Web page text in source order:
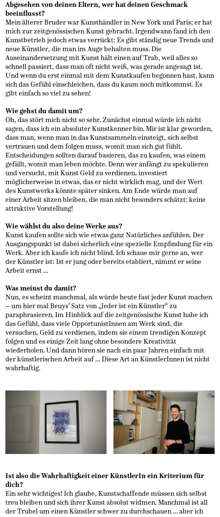
Abgesehen von deinen Eltern, wer hat deinen Geschmack
beeinflusst?
Mein älterer Bruder war Kunsthändler in New York und Paris; er hat
mich zur zeitgenössischen Kunst gebracht. Irgendwann fand ich den
Kunstbetrieb jedoch etwas verrückt: Es gibt ständig neue Trends und
neue Künstler, die man im Auge behalten muss. Die
Auseinandersetzung mit Kunst hält einen auf Trab, weil alles so
schnell passiert, dass man oft nicht weiß, was gerade angesagt ist.
Und wenn du erst einmal mit dem Kunstkaufen begonnen hast, kann
sich das Gefühl einschleichen, dass du kaum noch mitkommst. Es
gibt einfach so viel zu sehen!
Wie gehst du damit um?
Oh, das stört mich nicht so sehr. Zunächst einmal würde ich nicht
sagen, dass ich ein absoluter Kunstkenner bin. Mir ist klar geworden,
dass man, wenn man in das Kunstsammeln einsteigt, sich selbst
vertrauen und dem folgen muss, womit man sich gut fühlt.
Entscheidungen sollten darauf basieren, das zu kaufen, was einem
gefällt, womit man leben möchte. Denn wer anfängt zu spekulieren
und versucht, mit Kunst Geld zu verdienen, investiert
möglicherweise in etwas, das er nicht wirklich mag, und der Wert
des Kunstwerks könnte später sinken. Am Ende würde man auf
einer Arbeit sitzen bleiben, die man nicht besonders schätzt: keine
attraktive Vorstellung!
Wie wählst du also deine Werke aus?
Kunst kaufen sollte sich wie etwas ganz Natürliches anfühlen. Der
Ausgangspunkt ist dabei sicherlich eine spezielle Empfindung für ein
Werk. Aber ich kaufe ich nicht blind. Ich schaue mir gerne an, wer
der Künstler ist: Ist er jung oder bereits etabliert, nimmt er seine
Arbeit ernst …
Was meinst du damit?
Nun, es scheint manchmal, als würde heute fast jeder Kunst machen
– um hier mal Beuys’ Satz von „Jeder ist ein Künstler“ zu
paraphrasieren. Im Hinblick auf die zeitgenössische Kunst habe ich
das Gefühl, dass viele OpportunistInnen am Werk sind, die
versuchen, Geld zu verdienen, indem sie einem trendigen Konzept
folgen und es einige Zeit lang ohne besondere Kreativität
wiederholen. Und dann hören sie nach ein paar Jahren einfach mit
der künstlerischen Arbeit auf … Diese Art an KünstlerInnen ist nicht
wahrhaftig.
Ist also die Wahrhaftigkeit einer KünstlerIn ein Kriterium für
dich?
Ein sehr wichtiges! Ich glaube, Kunstschaffende müssen sich selbst
treu bleiben und sich ihrer Kunst absolut widmen. Manchmal ist all
der Trubel um einen Künstler schwer zu durchschauen … aber ich